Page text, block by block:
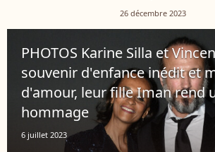
et plongé en plein
centré sur ses
26 décembre 2023
PHOTOS Karine Silla et
souvenir d'enfance inédit et
d'amour, leur fille Iman rend
hommage
6 juillet 2023